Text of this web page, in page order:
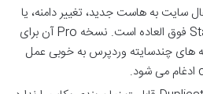
سایت به هاست جدید، تغییر دامنه، یا
ایجاد محیط های Staging فوق العاده است. نسخه Pro آن برای
چندسایته وردپرس به خوبی عمل